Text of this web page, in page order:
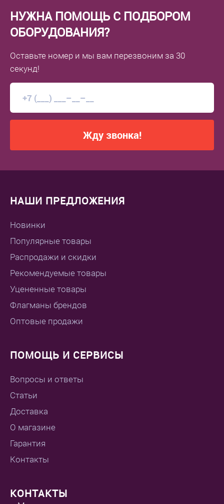
НУЖНА ПОМОЩЬ С ПОДБОРОМ
ОБОРУДОВАНИЯ?
Оставьте номер и мы вам перезвоним за 30
секунд!
Жду звонка!
НАШИ ПРЕДЛОЖЕНИЯ
Новинки
Популярные товары
Распродажи и скидки
Рекомендуемые товары
Уцененные товары
Флагманы брендов
Оптовые продажи
ПОМОЩЬ И СЕРВИСЫ
Вопросы и ответы
Статьи
Доставка
О магазине
Гарантия
Контакты
КОНТАКТЫ